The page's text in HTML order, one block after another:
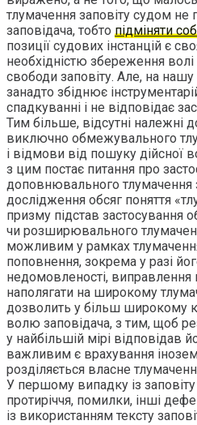
тлумачення заповіту судом
заповідача, тобто підміняти
позиції судових інстанцій є
необхідністю збереження волі
свободи заповіту. Але, на нашу
занадто збіднює
спадкуванні і не відповідає
Тим більше, відсутні належні
виключно обмежувального
і відмови від пошуку дійсної
з цим постає питання про
доповнювального тлумачення
дослідження обсяг поняття
призму підстав застосування
чи розширювального
можливим у рамках
поповнення, зокрема у разі
недомовленості,
наполягати на широкому
дозволить у більш широкому
волю заповідача, з тим, щоб
у найбільшій мірі відповідав
важливим є врахування
розділяється власне
У першому випадку із
протиріччя, помилки, інші
із використанням тексту